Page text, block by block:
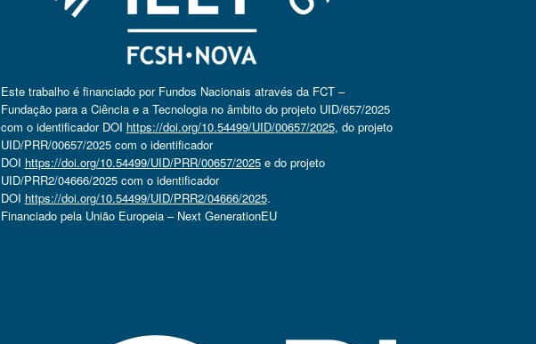
Este trabalho é financiado por Fundos Nacionais através da FCT –
Fundação para a Ciência e a Tecnologia no âmbito do projeto UID/657/2025
com o identificador DOI https://doi.org/10.54499/UID/00657/2025, do projeto
UID/PRR/00657/2025 com o identificador
DOI https://doi.org/10.54499/UID/PRR/00657/2025e do projeto
UID/PRR2/04666/2025 com o identificador
DOI https://doi.org/10.54499/UID/PRR2/04666/2025.
Financiado pela União Europeia – Next GenerationEU